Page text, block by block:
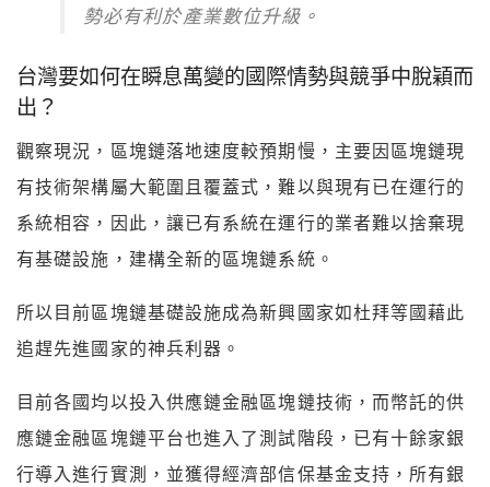
勢必有利於產業數位升級。
台灣要如何在瞬息萬變的國際情勢與競爭中脫穎而
出？
觀察現況，區塊鏈落地速度較預期慢，主要因區塊鏈現
有技術架構屬大範圍且覆蓋式，難以與現有已在運行的
系統相容，因此，讓已有系統在運行的業者難以捨棄現
有基礎設施，建構全新的區塊鏈系統。
所以目前區塊鏈基礎設施成為新興國家如杜拜等國藉此
追趕先進國家的神兵利器。
目前各國均以投入供應鏈金融區塊鏈技術，而幣託的供
應鏈金融區塊鏈平台也進入了測試階段，已有十餘家銀
行導入進行實測，並獲得經濟部信保基金支持，所有銀